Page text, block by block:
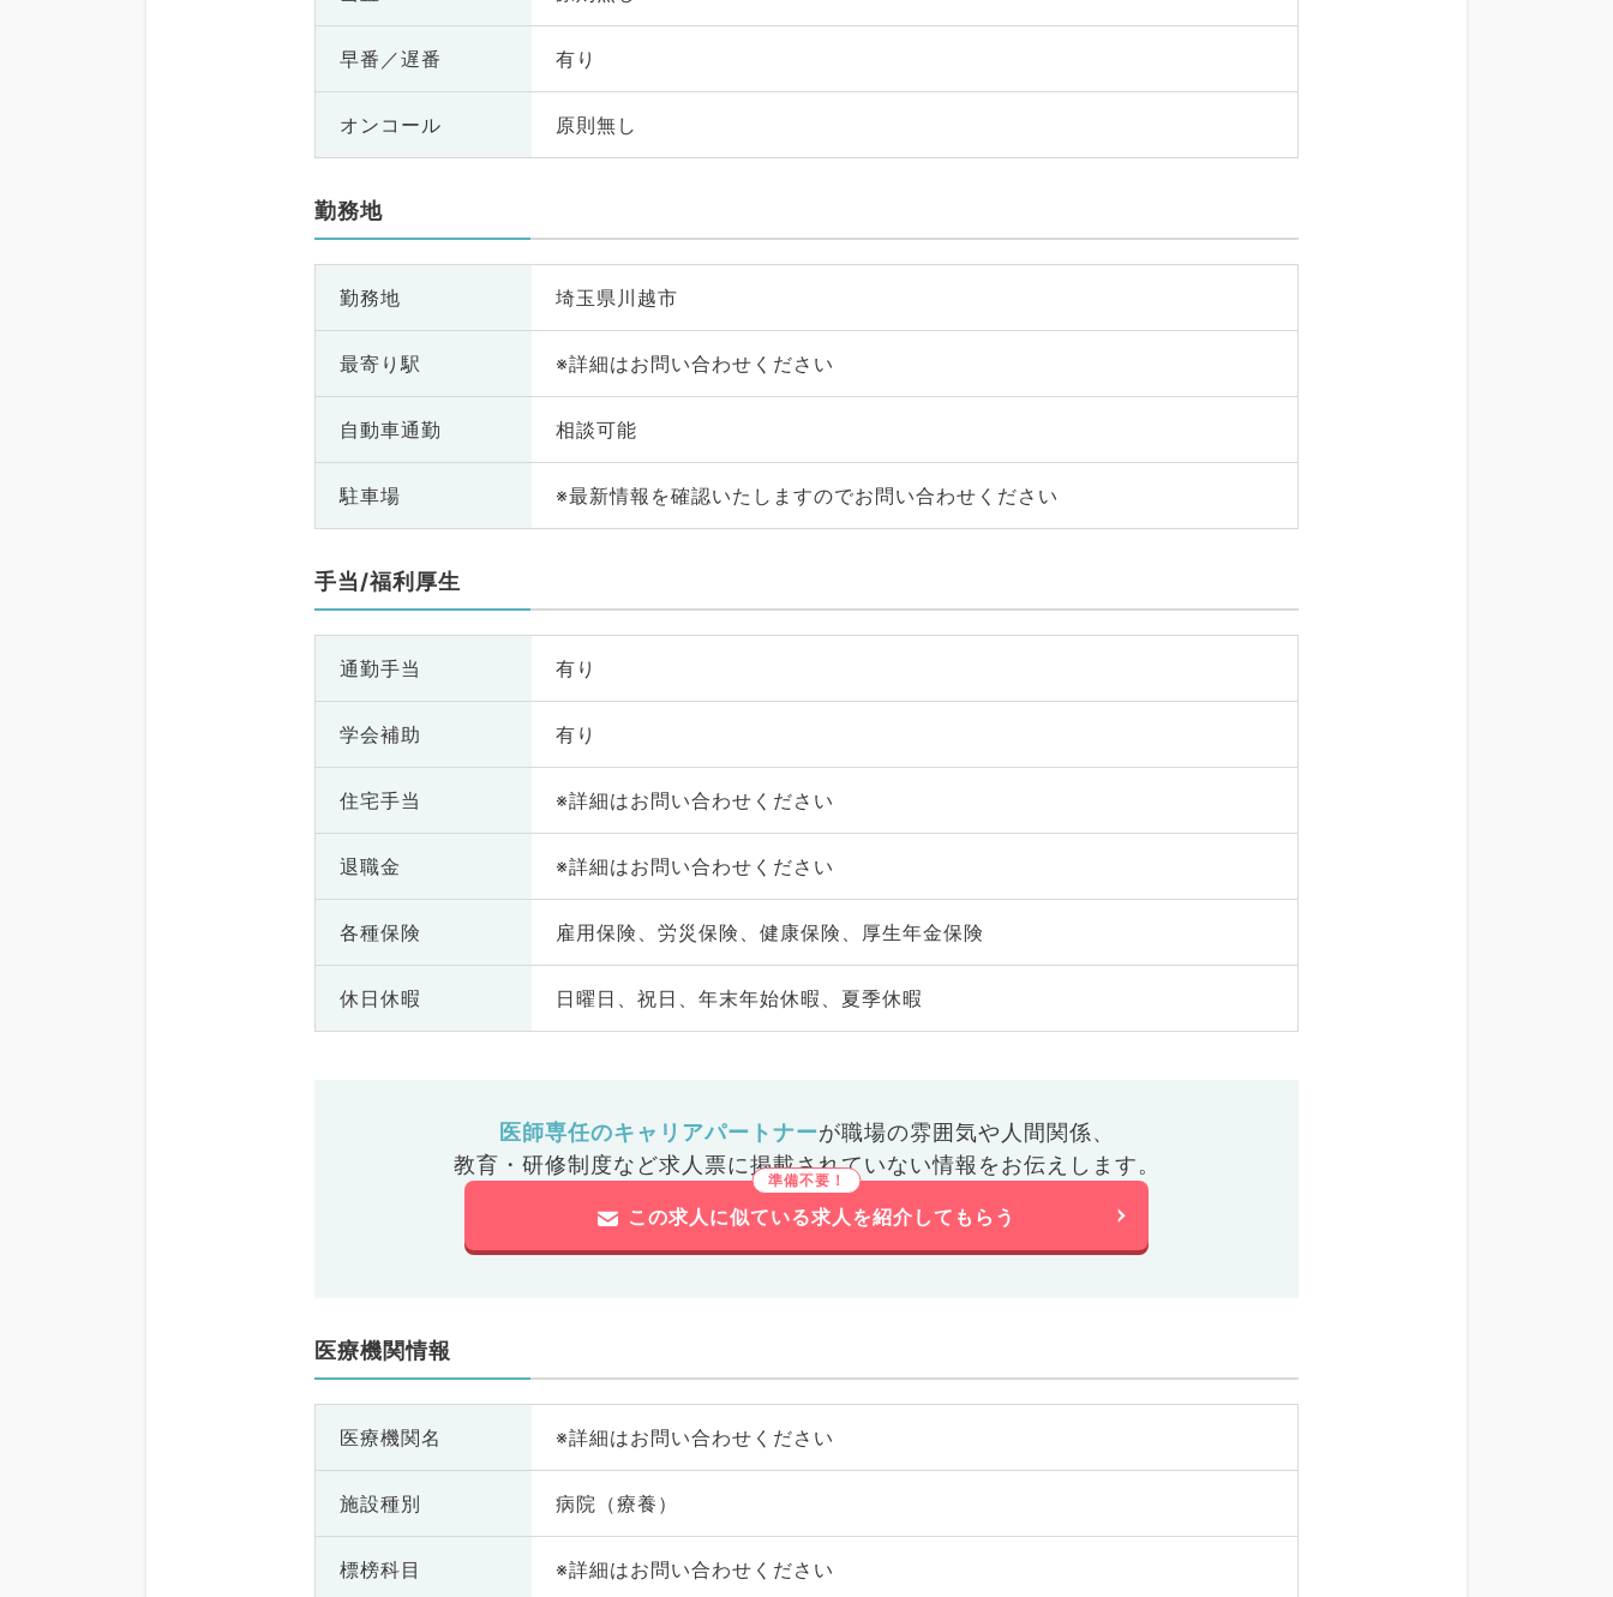
早番／遅番 有り
オンコール 原則無し
勤務地
勤務地 埼玉県川越市
最寄り駅 ※詳細はお問い合わせください
自動車通勤 相談可能
駐車場 ※最新情報を確認いたしますのでお問い合わせください
手当/福利厚生
通勤手当 有り
学会補助 有り
住宅手当 ※詳細はお問い合わせください
退職金 ※詳細はお問い合わせください
各種保険 雇用保険、労災保険、健康保険、厚生年金保険
休日休暇 日曜日、祝日、年末年始休暇、夏季休暇
医師専任のキャリアパートナーが職場の雰囲気や人間関係、
教育・研修制度など求人票に掲載されていない情報をお伝えします。
この求人に似ている求人を紹介してもらう
医療機関情報
医療機関名 ※詳細はお問い合わせください
施設種別 病院（療養）
標榜科目 ※詳細はお問い合わせください